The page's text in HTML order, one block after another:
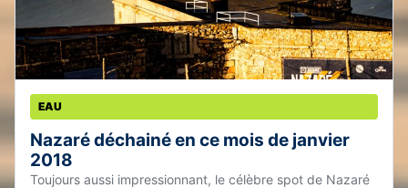
EAU
Nazaré déchainé en ce mois de janvier
2018
Toujours aussi impressionnant, le célèbre spot de Nazaré